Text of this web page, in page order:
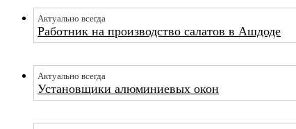
Актуально всегда
Работник на производство салатов в Ашдоде
Актуально всегда
Установщики алюминиевых окон